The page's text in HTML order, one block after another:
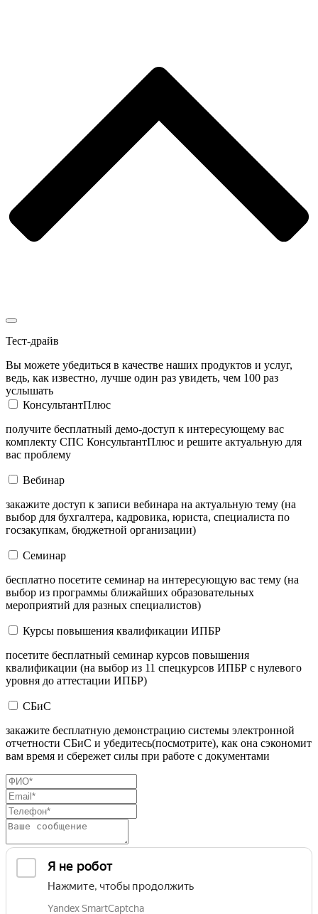
Тест-драйв
Вы можете убедиться в качестве наших продуктов и услуг,
ведь, как известно, лучше один раз увидеть, чем 100 раз
услышать
КонсультантПлюс
получите бесплатный демо-доступ к интересующему вас
комплекту СПС КонсультантПлюс и решите актуальную для
вас проблему
Вебинар
закажите доступ к записи вебинара на актуальную тему (на
выбор для бухгалтера, кадровика, юриста, специалиста по
госзакупкам, бюджетной организации)
Семинар
бесплатно посетите семинар на интересующую вас тему (на
выбор из программы ближайших образовательных
мероприятий для разных специалистов)
Курсы повышения квалификации ИПБР
посетите бесплатный семинар курсов повышения
квалификации (на выбор из 11 спецкурсов ИПБР с нулевого
уровня до аттестации ИПБР)
СБиС
закажите бесплатную демонстрацию системы электронной
отчетности СБиС и убедитесь(посмотрите), как она сэкономит
вам время и сбережет силы при работе с документами